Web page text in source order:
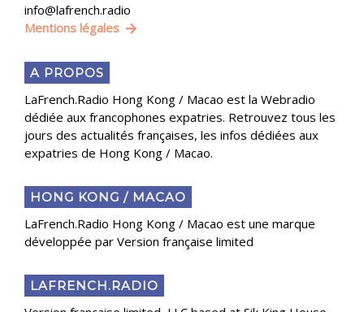
info@lafrench.radio
Mentions légales
A PROPOS
LaFrench.Radio Hong Kong / Macao est la Webradio
dédiée aux francophones expatries. Retrouvez tous les
jours des actualités françaises, les infos dédiées aux
expatries de Hong Kong / Macao.
HONG KONG / MACAO
LaFrench.Radio Hong Kong / Macao est une marque
développée par Version française limited
LAFRENCH.RADIO